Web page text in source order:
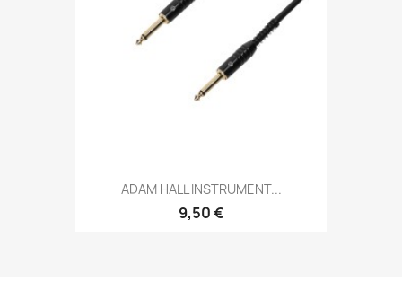
ADAM HALL INSTRUMENT...
9,50 €